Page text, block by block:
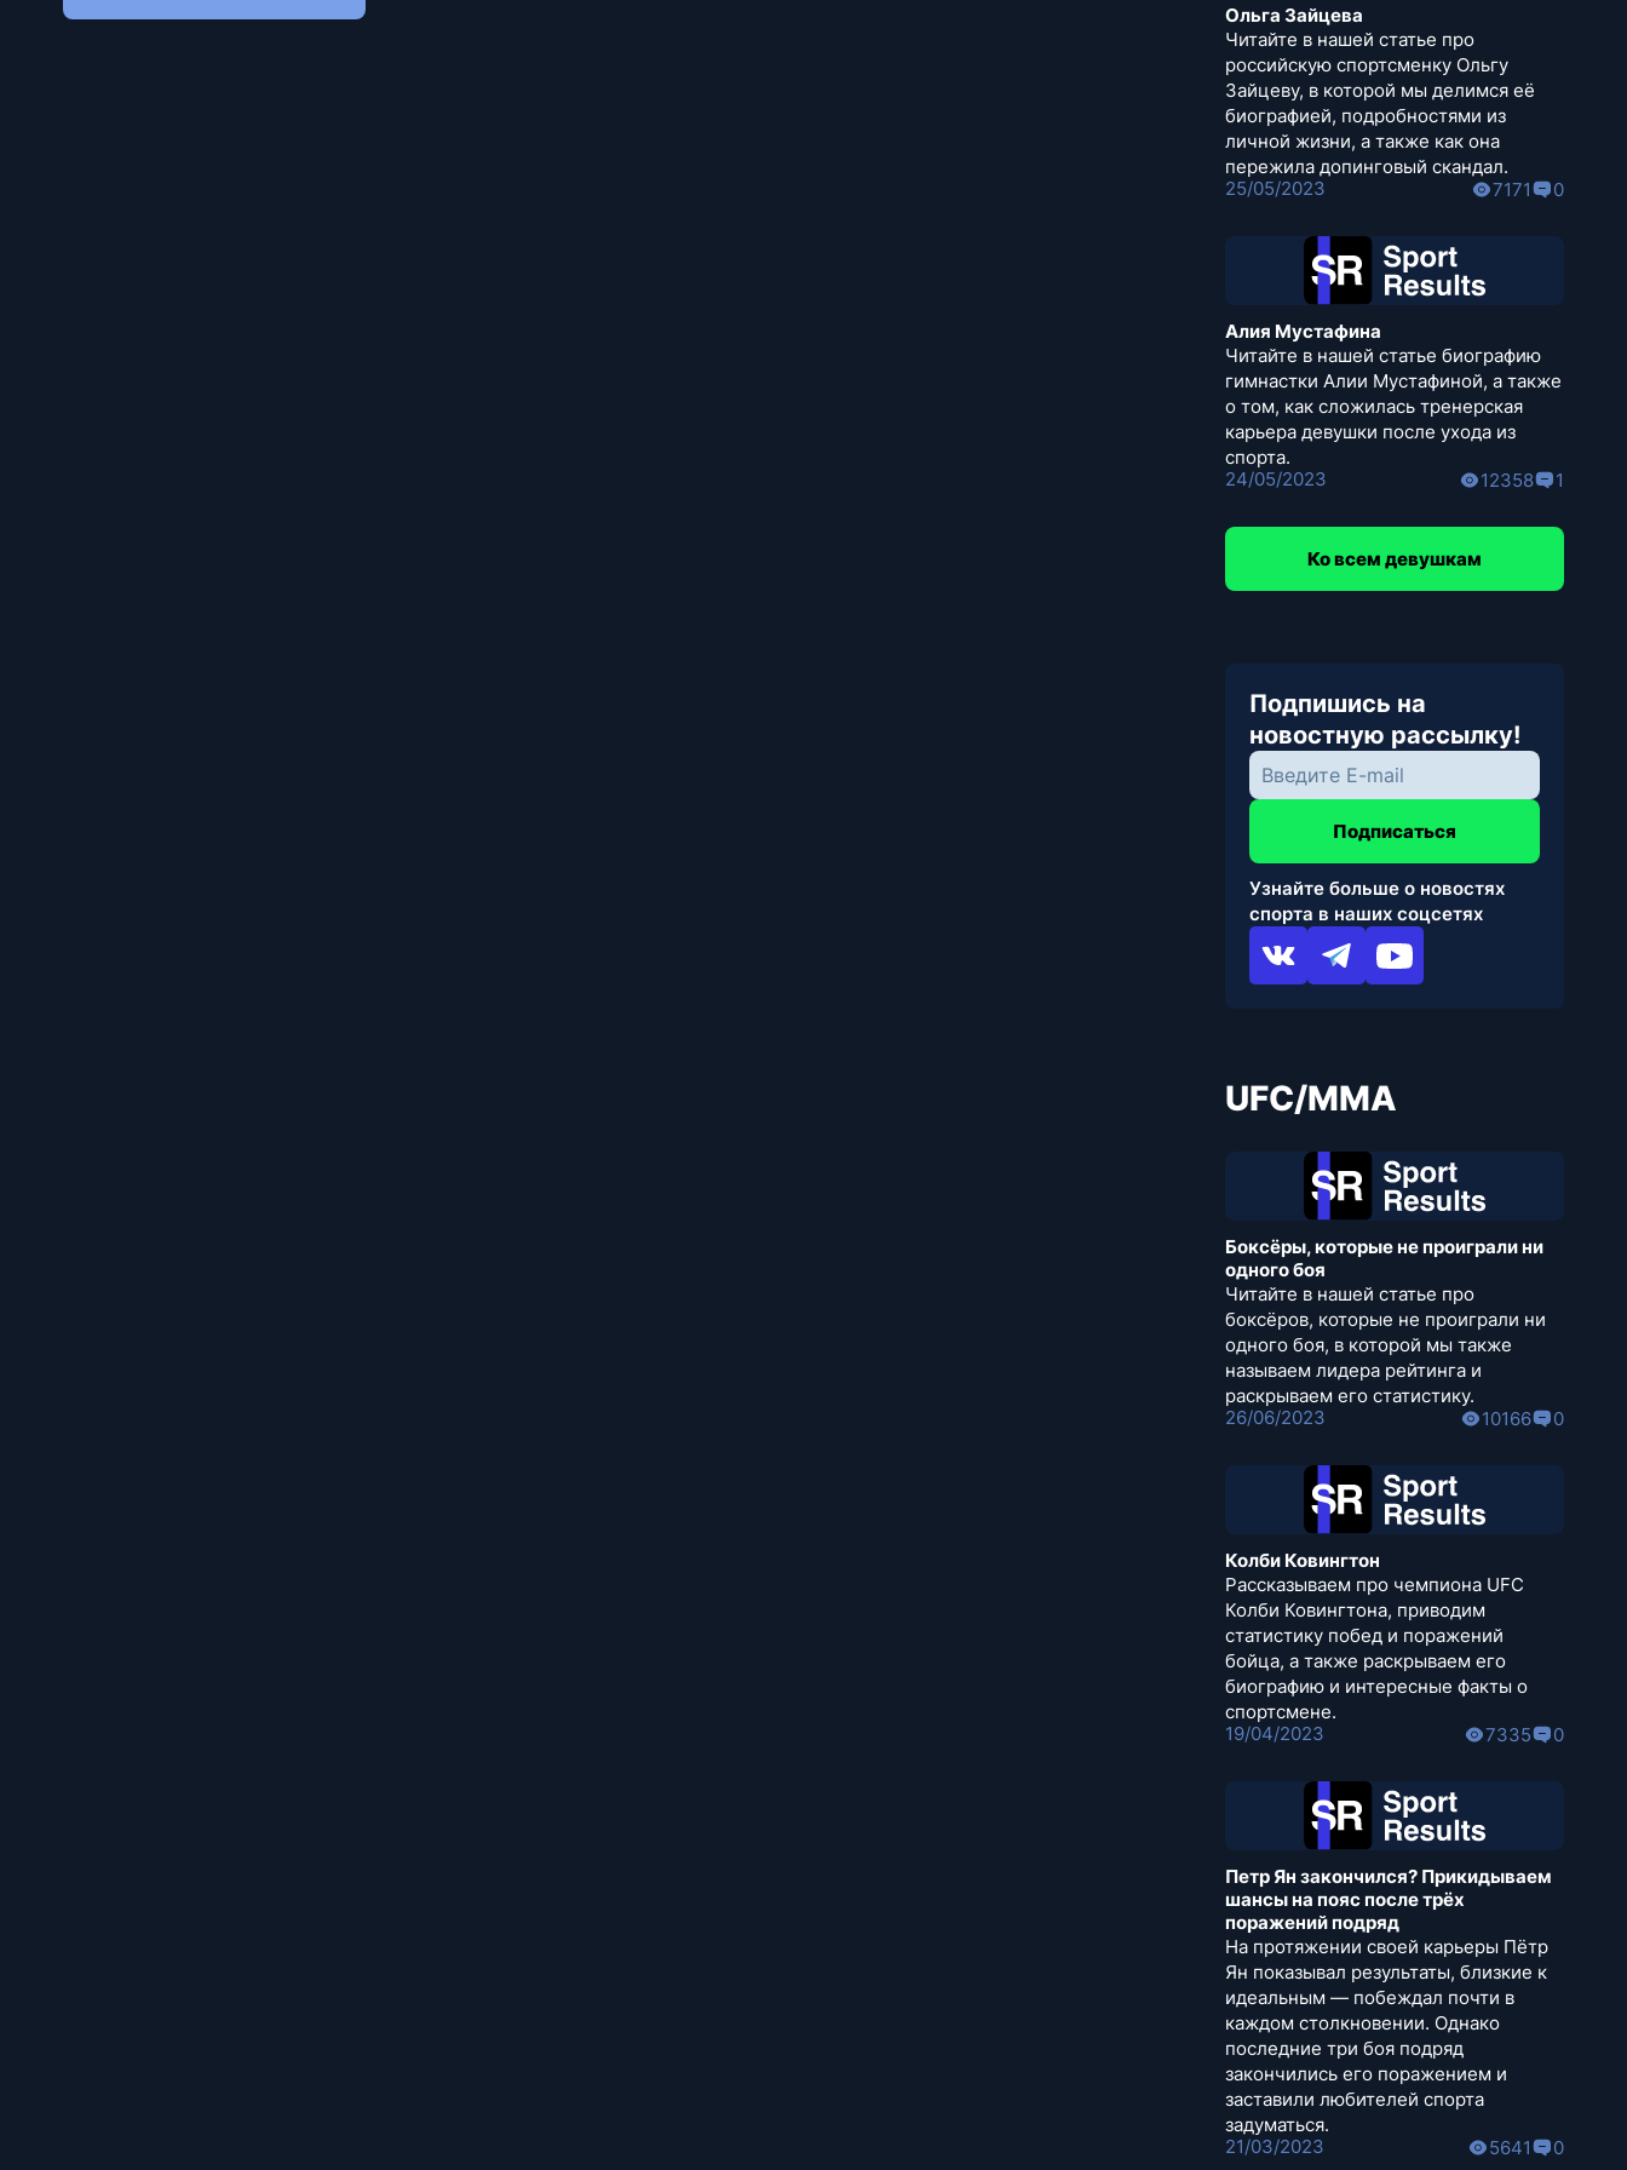
Ольга Зайцева
Читайте в нашей статье про
российскую спортсменку Ольгу
Зайцеву, в которой мы делимся её
биографией, подробностями из
личной жизни, а также как она
пережила допинговый скандал.
25/05/2023
7171 0
Алия Мустафина
Читайте в нашей статье биографию
гимнастки Алии Мустафиной, а также
о том, как сложилась тренерская
карьера девушки после ухода из
спорта.
24/05/2023
12358 1
Ко всем девушкам
Подпишись на
новостную рассылку!
Подписаться
Узнайте больше о новостях
спорта в наших соцсетях
UFC/MMA
Боксёры, которые не проиграли ни
одного боя
Читайте в нашей статье про
боксёров, которые не проиграли ни
одного боя, в которой мы также
называем лидера рейтинга и
раскрываем его статистику.
26/06/2023
10166 0
Колби Ковингтон
Рассказываем про чемпиона UFC
Колби Ковингтона, приводим
статистику побед и поражений
бойца, а также раскрываем его
биографию и интересные факты о
спортсмене.
19/04/2023
7335 0
Петр Ян закончился? Прикидываем
шансы на пояс после трёх
поражений подряд
На протяжении своей карьеры Пётр
Ян показывал результаты, близкие к
идеальным — побеждал почти в
каждом столкновении. Однако
последние три боя подряд
закончились его поражением и
заставили любителей спорта
задуматься.
21/03/2023
5641 0